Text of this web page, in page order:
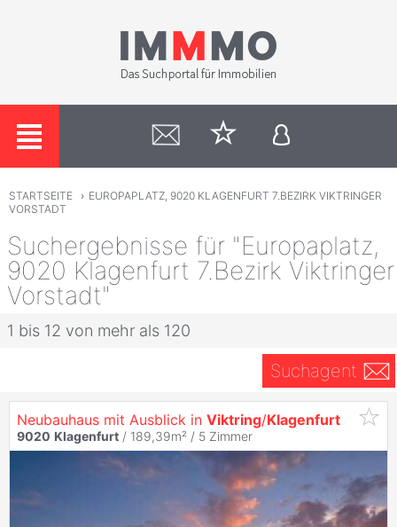
STARTSEITE › EUROPAPLATZ, 9020 KLAGENFURT 7.BEZIRK VIKTRINGER
VORSTADT
Suchergebnisse für "Europaplatz,
9020 Klagenfurt 7.Bezirk Viktringer
Vorstadt"
1 bis 12 von mehr als 120
Suchagent
Neubauhaus mit Ausblick in Viktring/Klagenfurt
9020 Klagenfurt / 189,39m² / 5 Zimmer